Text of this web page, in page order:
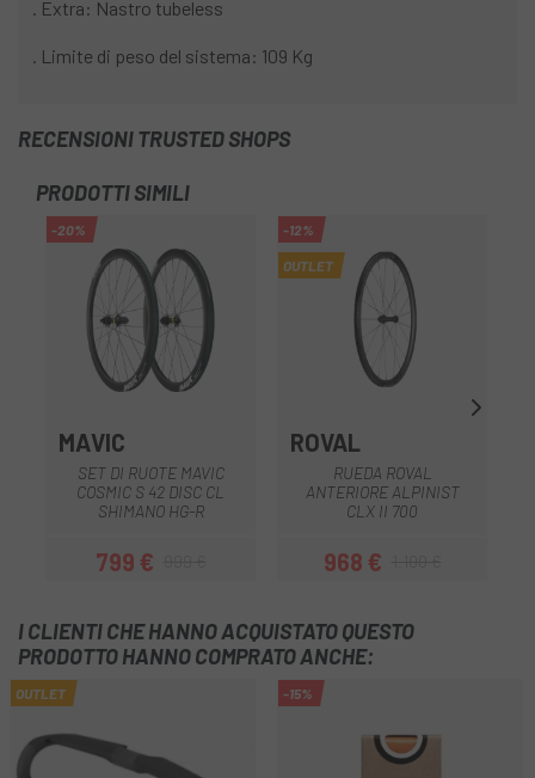
. Extra: Nastro tubeless
. Limite di peso del sistema: 109 Kg
RECENSIONI TRUSTED SHOPS
PRODOTTI SIMILI
-20%
MAVIC
SET DI RUOTE MAVIC
COSMIC S 42 DISC CL
SHIMANO HG-R
Prezzo
799 €Prezzo base
-12%
OUTLET
ROVAL
RUEDA ROVAL
ANTERIORE ALPINIST
CLX II 700
Prezzo
968 €Prezzo base
I CLIENTI CHE HANNO ACQUISTATO QUESTO
PRODOTTO HANNO COMPRATO ANCHE:
OUTLET -15%